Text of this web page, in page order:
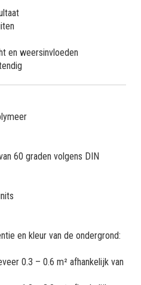
en weersinvloeden
60 graden volgens DIN
en kleur van de ondergrond:
0.3 – 0.6 m² afhankelijk van